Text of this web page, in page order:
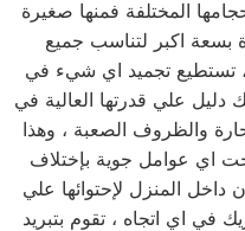
المختلفة فمنها صغيرة
بسعة اكبر لتناسب جميع
، تستطيع تجميد اي شيء في
! ، وذلك دليل علي قدرتها العالية في
والظروف الصعبة ، وهذا
اي عوامل جوية بإختلاف
داخل المنزل لإحتوائها علي
في اي اتجاه ، تقوم بتبريد